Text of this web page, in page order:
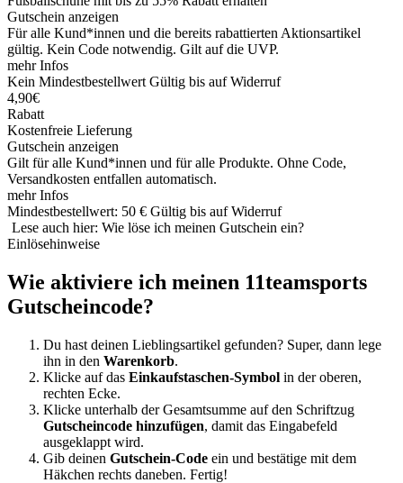
Gutschein anzeigen
Für alle Kund*innen und die bereits rabattierten Aktionsartikel
gültig. Kein Code notwendig. Gilt auf die UVP.
mehr Infos
Kein Mindestbestellwert Gültig bis auf Widerruf
4,90€
Rabatt
Kostenfreie Lieferung
Gutschein anzeigen
Gilt für alle Kund*innen und für alle Produkte. Ohne Code,
Versandkosten entfallen automatisch.
mehr Infos
Mindestbestellwert: 50 € Gültig bis auf Widerruf
Lese auch hier: Wie löse ich meinen Gutschein ein?
Einlösehinweise
Wie aktiviere ich meinen 11teamsports
Gutscheincode?
Du hast deinen Lieblingsartikel gefunden? Super, dann lege
ihn in den Warenkorb.
Klicke auf das Einkaufstaschen-Symbol in der oberen,
rechten Ecke.
Klicke unterhalb der Gesamtsumme auf den Schriftzug
Gutscheincode hinzufügen, damit das Eingabefeld
ausgeklappt wird.
Gib deinen Gutschein-Code ein und bestätige mit dem
Häkchen rechts daneben. Fertig!